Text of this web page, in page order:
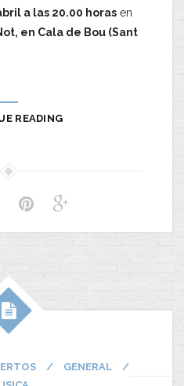
a las 20.00 horas en
en Cala de Bou (Sant
READING
/ GENERAL
/